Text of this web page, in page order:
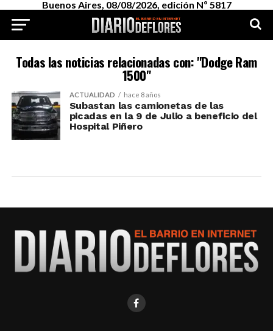
Buenos Aires, 08/08/2026, edición Nº 5817
Todas las noticias relacionadas con: "Dodge Ram
1500"
ACTUALIDAD hace 8 años
Subastan las camionetas de las
picadas en la 9 de Julio a beneficio del
Hospital Piñero